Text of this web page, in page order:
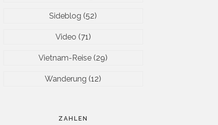
Sideblog (52)
Video (71)
Vietnam-Reise (29)
Wanderung (12)
ZAHLEN